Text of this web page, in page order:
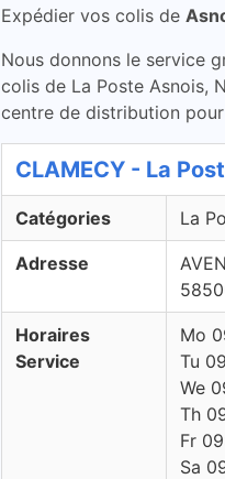
Expédier vos colis de
Nous donnons le service
colis de La Poste Asnois,
centre de distribution
CLAMECY - La
Catégories La
Adresse
Horaires
Service
Mo
Tu
We
Th
Fr
Sa